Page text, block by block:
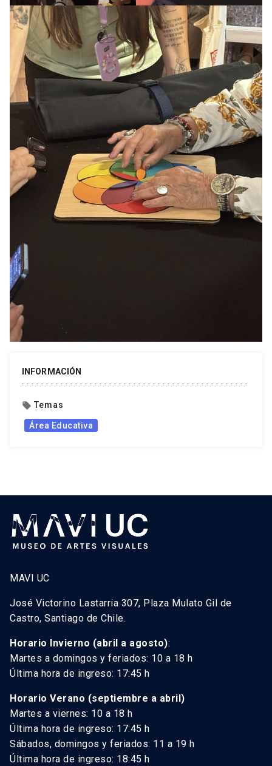
INFORMACIÓN
local_offer Temas
Área Educativa
MAVI UC
José Victorino Lastarria 307, Plaza Mulato Gil de
Castro, Santiago de Chile.
Horario Invierno (abril a agosto):
Martes a domingos y feriados: 10 a 18 h
Última hora de ingreso: 17:45 h
Horario Verano (septiembre a abril)
Martes a viernes: 10 a 18 h
Última hora de ingreso: 17:45 h
Sábados, domingos y feriados: 11 a 19 h
Última hora de ingreso: 18:45 h